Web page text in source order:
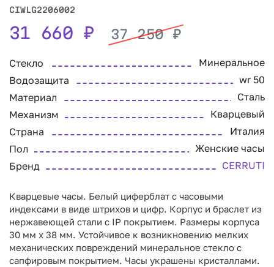
CIWLG2206002
31 660 ₽ 37 250₽
Стекло
Минеральное
Водозащита
wr 50
Материал
Сталь
Механизм
Кварцевый
Страна
Италия
Пол
Женские часы
Бренд
CERRUTI
Кварцевые часы. Белый циферблат с часовыми
индексами в виде штрихов и цифр. Корпус и браслет из
нержавеющей стали с IP покрытием. Размеры корпуса
30 мм х 38 мм. Устойчивое к возникновению мелких
механических повреждений минеральное стекло с
сапфировым покрытием. Часы украшены кристаллами.